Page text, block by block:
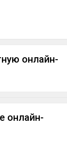
онлайн-
онлайн-